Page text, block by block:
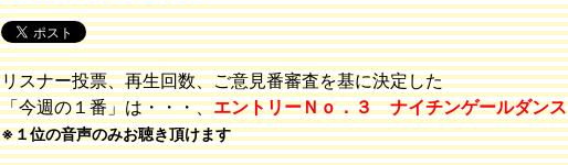
リスナー投票、再生回数、ご意見番審査を基に決定した
「今週の１番」は・・・、エントリーＮｏ．３ ナイチンゲールダンス
※１位の音声のみお聴き頂けます